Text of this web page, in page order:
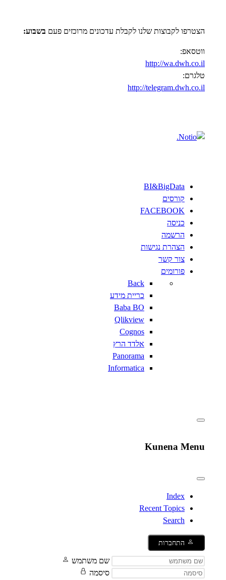
הצטרפו לקבוצות שלנו לקבלת עדכונים מרוכזים פעם בשבוע:
ווטסאפ:
http://wa.dwh.co.il
טלגרם:
http://telegram.dwh.co.il
BI&BigData
קורסים
FACEBOOK
כניסה
הרשמה
הצהרת נגישות
צור קשר
פורומים
Back
כריית מידע
Baba BO
Qlikview
Cognos
אלדד הרץ
Panorama
Informatica
Kunena Menu
Index
Recent Topics
Search
התחברות
שם משתמש
סיסמה